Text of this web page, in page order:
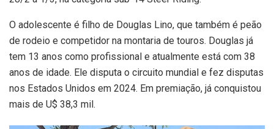
O adolescente é filho de Douglas Lino, que também é peão
de rodeio e competidor na montaria de touros. Douglas já
tem 13 anos como profissional e atualmente está com 38
anos de idade. Ele disputa o circuito mundial e fez disputas
nos Estados Unidos em 2024. Em premiação, já conquistou
mais de U$ 38,3 mil.